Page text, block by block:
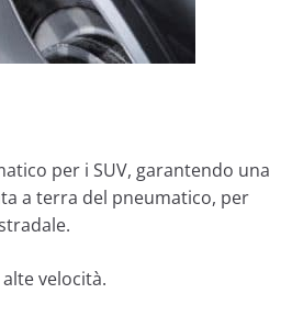
per i SUV, garantendo una
a terra del pneumatico, per
velocità.